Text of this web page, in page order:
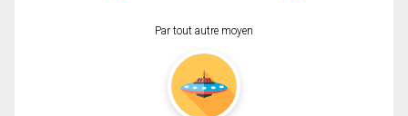
Par tout autre moyen